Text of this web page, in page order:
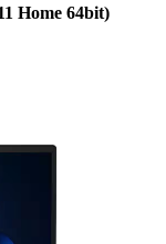
Home 64bit)